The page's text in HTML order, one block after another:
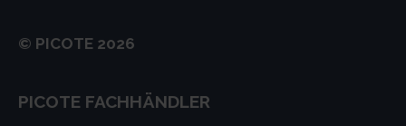
© PICOTE 2026
PICOTE FACHHÄNDLER